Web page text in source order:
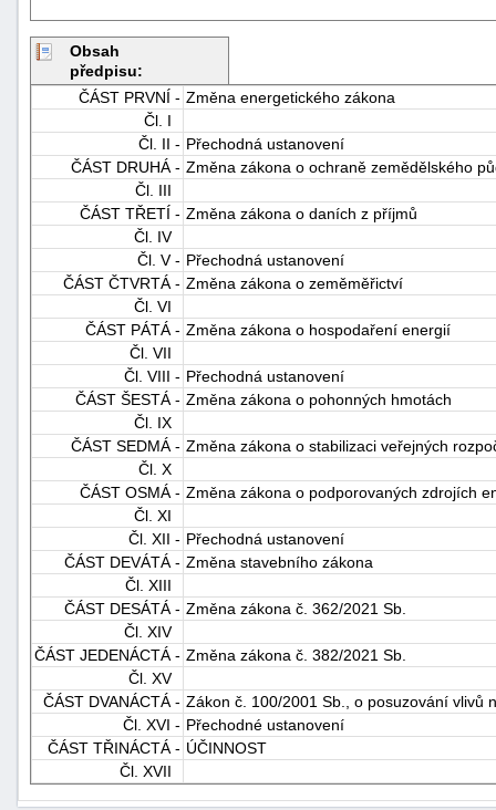
Obsah
předpisu:
ČÁST PRVNÍ - Změna energetického zákona
Čl. I
Čl. II - Přechodná ustanovení
ČÁST DRUHÁ - Změna zákona o ochraně zemědělského
Čl. III
ČÁST TŘETÍ - Změna zákona o daních z příjmů
Čl. IV
Čl. V - Přechodná ustanovení
ČÁST ČTVRTÁ - Změna zákona o zeměměřictví
Čl. VI
ČÁST PÁTÁ - Změna zákona o hospodaření energií
Čl. VII
Čl. VIII - Přechodná ustanovení
ČÁST ŠESTÁ - Změna zákona o pohonných hmotách
Čl. IX
ČÁST SEDMÁ - Změna zákona o stabilizaci veřejných
Čl. X
ČÁST OSMÁ - Změna zákona o podporovaných zdrojích
Čl. XI
Čl. XII - Přechodná ustanovení
ČÁST DEVÁTÁ - Změna stavebního zákona
Čl. XIII
ČÁST DESÁTÁ - Změna zákona č. 362/2021 Sb.
Čl. XIV
ČÁST JEDENÁCTÁ - Změna zákona č. 382/2021 Sb.
Čl. XV
ČÁST DVANÁCTÁ - Zákon č. 100/2001 Sb., o posuzování vlivů
Čl. XVI - Přechodné ustanovení
ČÁST TŘINÁCTÁ - ÚČINNOST
Čl. XVII
-
škod"